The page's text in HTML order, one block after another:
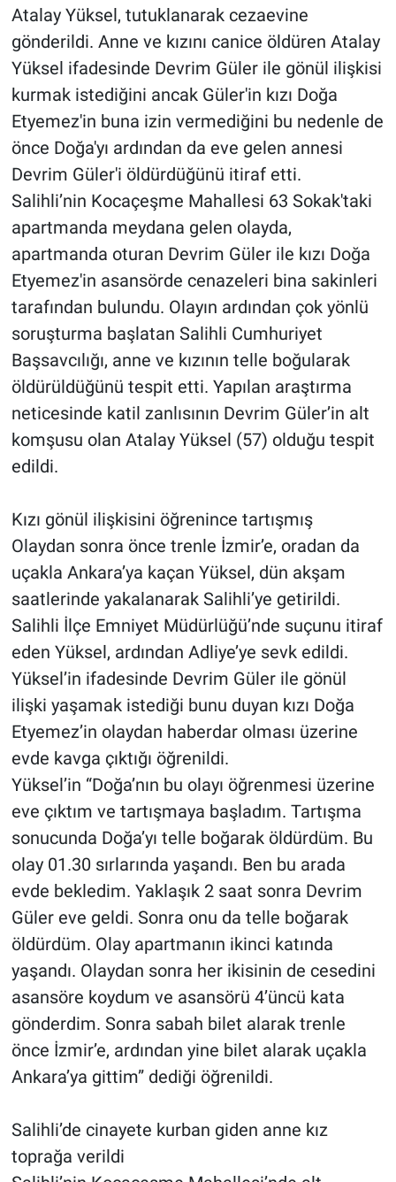
Atalay Yüksel, tutuklanarak cezaevine
gönderildi. Anne ve kızını canice öldüren Atalay
Yüksel ifadesinde Devrim Güler ile gönül ilişkisi
kurmak istediğini ancak Güler'in kızı Doğa
Etyemez'in buna izin vermediğini bu nedenle de
önce Doğa'yı ardından da eve gelen annesi
Devrim Güler'i öldürdüğünü itiraf etti.
Salihli’nin Kocaçeşme Mahallesi 63 Sokak'taki
apartmanda meydana gelen olayda,
apartmanda oturan Devrim Güler ile kızı Doğa
Etyemez'in asansörde cenazeleri bina sakinleri
tarafından bulundu. Olayın ardından çok yönlü
soruşturma başlatan Salihli Cumhuriyet
Başsavcılığı, anne ve kızının telle boğularak
öldürüldüğünü tespit etti. Yapılan araştırma
neticesinde katil zanlısının Devrim Güler’in alt
komşusu olan Atalay Yüksel (57) olduğu tespit
edildi.
Kızı gönül ilişkisini öğrenince tartışmış
Olaydan sonra önce trenle İzmir’e, oradan da
uçakla Ankara’ya kaçan Yüksel, dün akşam
saatlerinde yakalanarak Salihli’ye getirildi.
Salihli İlçe Emniyet Müdürlüğü’nde suçunu itiraf
eden Yüksel, ardından Adliye’ye sevk edildi.
Yüksel’in ifadesinde Devrim Güler ile gönül
ilişki yaşamak istediği bunu duyan kızı Doğa
Etyemez’in olaydan haberdar olması üzerine
evde kavga çıktığı öğrenildi.
Yüksel’in “Doğa’nın bu olayı öğrenmesi üzerine
eve çıktım ve tartışmaya başladım. Tartışma
sonucunda Doğa’yı telle boğarak öldürdüm. Bu
olay 01.30 sırlarında yaşandı. Ben bu arada
evde bekledim. Yaklaşık 2 saat sonra Devrim
Güler eve geldi. Sonra onu da telle boğarak
öldürdüm. Olay apartmanın ikinci katında
yaşandı. Olaydan sonra her ikisinin de cesedini
asansöre koydum ve asansörü 4’üncü kata
gönderdim. Sonra sabah bilet alarak trenle
önce İzmir’e, ardından yine bilet alarak uçakla
Ankara’ya gittim” dediği öğrenildi.
Salihli’de cinayete kurban giden anne kız
toprağa verildi